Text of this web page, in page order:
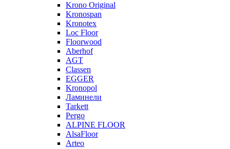
Krono Original
Kronospan
Kronotex
Loc Floor
Floorwood
Aberhof
AGT
Classen
EGGER
Kronopol
Ламинели
Tarkett
Pergo
ALPINE FLOOR
AlsaFloor
Arteo